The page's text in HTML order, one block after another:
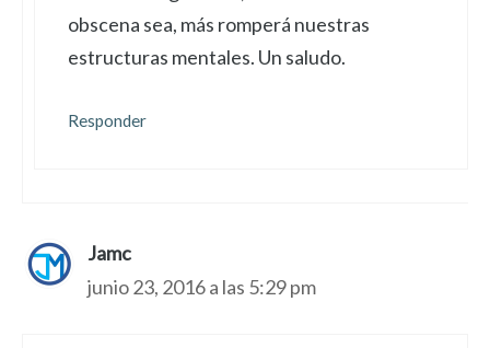
obscena sea, más romperá nuestras
estructuras mentales. Un saludo.
Responder
Jamc
junio 23, 2016 a las 5:29 pm